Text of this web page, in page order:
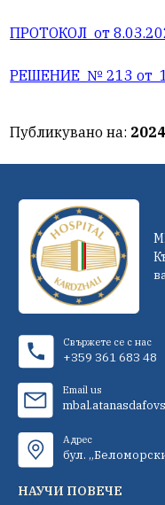
ПРОТОКОЛ от
РЕШЕНИЕ № 213 от
Публикувано на:
Свържете се с нас
+359 361 683 48
Email us
Адрес
бул.
НАУЧИ ПОВЕЧЕ